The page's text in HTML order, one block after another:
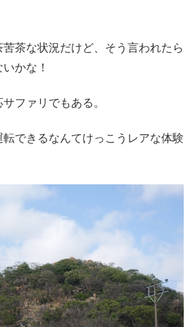
茶な状況だけど、そう言われたら
かな！
ファリでもある。
できるなんてけっこうレアな体験